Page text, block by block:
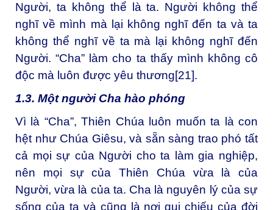
Người, ta không thể là ta. Người không thể
nghĩ về mình mà lại không nghĩ đến ta và ta
không thể nghĩ về ta mà lại không nghĩ đến
Người. “Cha” làm cho ta thấy mình không cô
độc mà luôn được yêu thương[21].
1.3. Một người Cha hào phóng
Vì là “Cha”, Thiên Chúa luôn muốn ta là con
hệt như Chúa Giêsu, và sẵn sàng trao phó tất
cả mọi sự của Người cho ta làm gia nghiệp,
nên mọi sự của Thiên Chúa vừa là của
Người, vừa là của ta. Cha là nguyên lý của sự
sống của ta và cũng là nơi qui chiếu của đời